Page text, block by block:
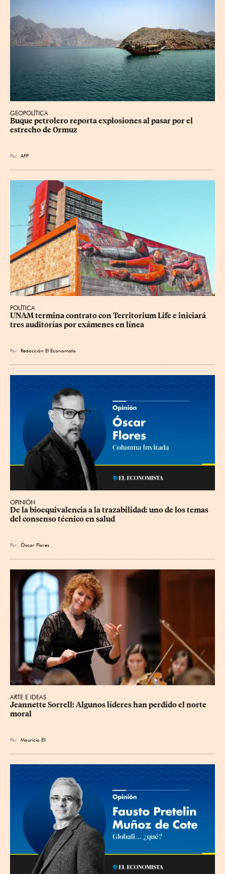
GEOPOLÍTICA
Buque petrolero reporta explosiones al pasar por el
estrecho de Ormuz
Por AFP
POLÍTICA
UNAM termina contrato con Territorium Life e iniciará
tres auditorías por exámenes en línea
Por Redacción El Economista
OPINIÓN
De la bioequivalencia a la trazabilidad: uno de los temas
del consenso técnico en salud
Por Óscar Flores
ARTE E IDEAS
Jeannette Sorrell: Algunos líderes han perdido el norte
moral
Por Mauricio Elí